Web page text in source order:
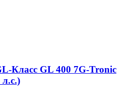
Класс GL 400 7G-Tronic